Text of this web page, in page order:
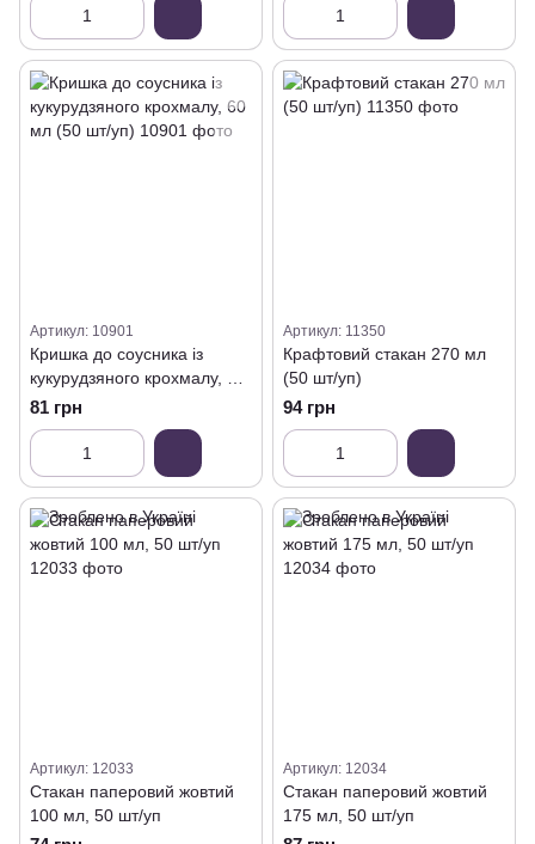
Артикул: 10901
Кришка до соусника із
кукурудзяного крохмалу, 60
мл (50 шт/уп)
81 грн
Артикул: 11350
Крафтовий стакан 270 мл
(50 шт/уп)
94 грн
Артикул: 12033
Стакан паперовий жовтий
100 мл, 50 шт/уп
Артикул: 12034
Стакан паперовий жовтий
175 мл, 50 шт/уп